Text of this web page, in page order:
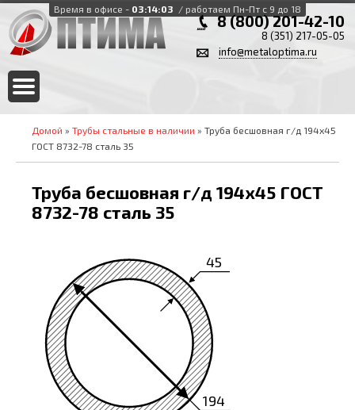
Время в офисе - 03:14:03 / работаем Пн-Пт с 9 до 18
8 (800) 201-42-10
8 (351) 217-05-05
info@metaloptima.ru
Домой » Трубы стальные в наличии » Труба бесшовная г/д 194х45
ГОСТ 8732-78 сталь 35
Труба бесшовная г/д 194х45 ГОСТ
8732-78 сталь 35
194
45